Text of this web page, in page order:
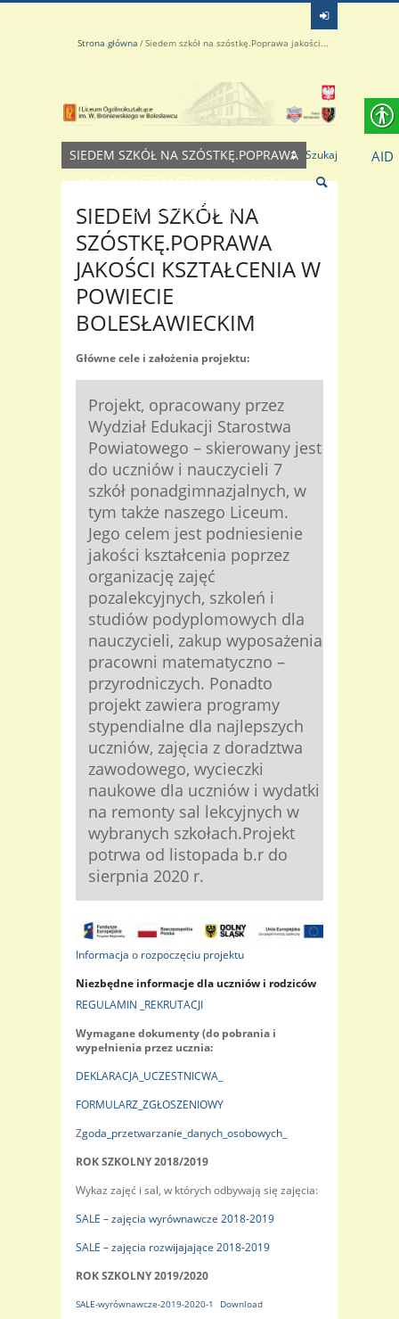
Strona główna Siedem szkół na szóstkę.Poprawa jakości...
SIEDEM SZKÓŁ NA SZÓSTKĘ.POPRAWA
JAKOŚCI KSZTAŁCENIA W POWIECIE
BOLESŁAWIECKIM
Szukaj
SIEDEM SZKÓŁ NA
SZÓSTKĘ.POPRAWA
JAKOŚCI KSZTAŁCENIA W
POWIECIE
BOLESŁAWIECKIM
Główne cele i założenia projektu:
Projekt, opracowany przez
Wydział Edukacji Starostwa
Powiatowego – skierowany jest
do uczniów i nauczycieli 7
szkół ponadgimnazjalnych, w
tym także naszego Liceum.
Jego celem jest podniesienie
jakości kształcenia poprzez
organizację zajęć
pozalekcyjnych, szkoleń i
studiów podyplomowych dla
nauczycieli, zakup wyposażenia
pracowni matematyczno –
przyrodniczych. Ponadto
projekt zawiera programy
stypendialne dla najlepszych
uczniów, zajęcia z doradztwa
zawodowego, wycieczki
naukowe dla uczniów i wydatki
na remonty sal lekcyjnych w
wybranych szkołach.Projekt
potrwa od listopada b.r do
sierpnia 2020 r.
Informacja o rozpoczęciu projektu
Niezbędne informacje dla uczniów i rodziców
REGULAMIN _REKRUTACJI
Wymagane dokumenty (do pobrania i
wypełnienia przez ucznia:
DEKLARACJA_UCZESTNICWA_
FORMULARZ_ZGŁOSZENIOWY
Zgoda_przetwarzanie_danych_osobowych_
ROK SZKOLNY 2018/2019
Wykaz zajęć i sal, w których odbywają się zajęcia:
SALE – zajęcia wyrównawcze 2018-2019
SALE – zajęcia rozwijajające 2018-2019
ROK SZKOLNY 2019/2020
SALE-wyrównawcze-2019-2020-1 Download
AID